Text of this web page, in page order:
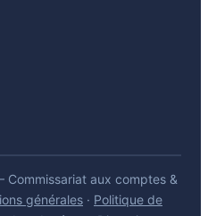
aux comptes &
générales · Politique de